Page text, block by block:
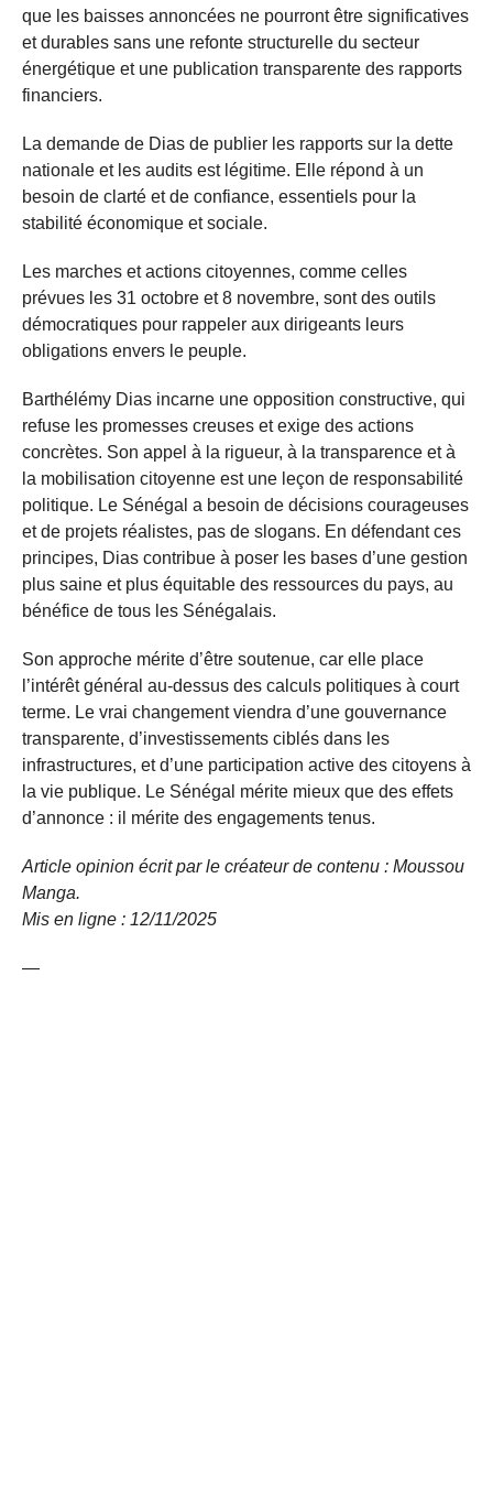
que les baisses annoncées ne pourront être significatives
et durables sans une refonte structurelle du secteur
énergétique et une publication transparente des rapports
financiers.
La demande de Dias de publier les rapports sur la dette
nationale et les audits est légitime. Elle répond à un
besoin de clarté et de confiance, essentiels pour la
stabilité économique et sociale.
Les marches et actions citoyennes, comme celles
prévues les 31 octobre et 8 novembre, sont des outils
démocratiques pour rappeler aux dirigeants leurs
obligations envers le peuple.
Barthélémy Dias incarne une opposition constructive, qui
refuse les promesses creuses et exige des actions
concrètes. Son appel à la rigueur, à la transparence et à
la mobilisation citoyenne est une leçon de responsabilité
politique. Le Sénégal a besoin de décisions courageuses
et de projets réalistes, pas de slogans. En défendant ces
principes, Dias contribue à poser les bases d’une gestion
plus saine et plus équitable des ressources du pays, au
bénéfice de tous les Sénégalais.
Son approche mérite d’être soutenue, car elle place
l’intérêt général au-dessus des calculs politiques à court
terme. Le vrai changement viendra d’une gouvernance
transparente, d’investissements ciblés dans les
infrastructures, et d’une participation active des citoyens à
la vie publique. Le Sénégal mérite mieux que des effets
d’annonce : il mérite des engagements tenus.
Article opinion écrit par le créateur de contenu : Moussou
Manga.
Mis en ligne : 12/11/2025
—